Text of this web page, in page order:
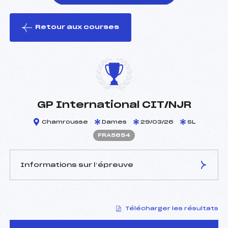
le ski
Retour aux courses
GP International CIT/NJR
Chamrousse Dames 29/03/26 SL
FRA5654
Informations sur l’épreuve
JOURDAN FRANCOIS
(FRA)
Télécharger les résultats